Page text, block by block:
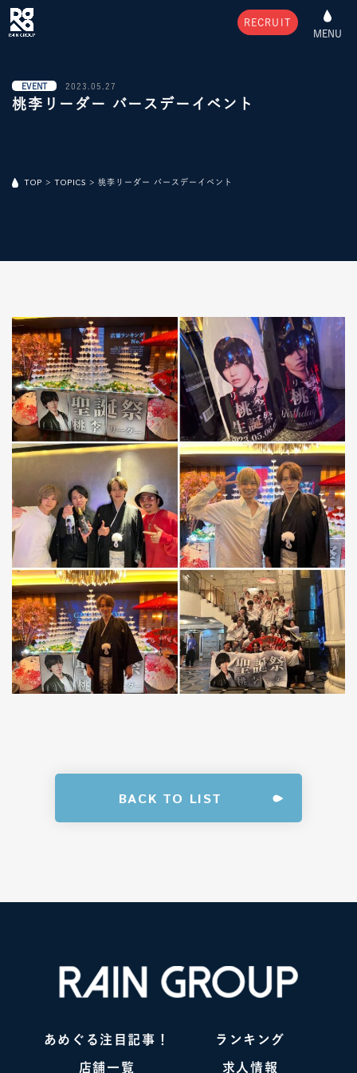
MENU
RECRUIT
EVENT 2023.05.27
桃李リーダー バースデーイベント
TOP > TOPICS > 桃李リーダー バースデーイベント
BACK TO LIST
あめぐる注目記事！ ランキング
店舗一覧 求人情報